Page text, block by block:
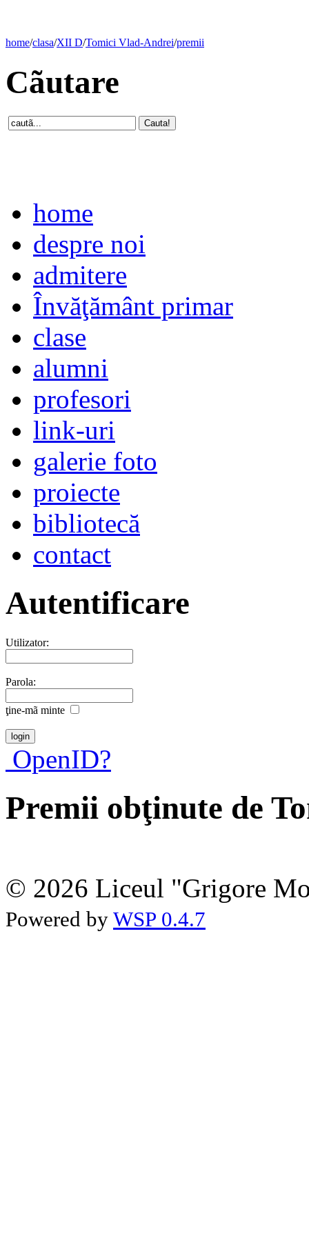
home/clasa/XII D/Tomici Vlad-Andrei/premii
Cãutare
home
despre noi
admitere
Învăţământ primar
clase
alumni
profesori
link-uri
galerie foto
proiecte
bibliotecă
contact
Autentificare
Utilizator:
Parola:
ţine-mã minte
OpenID?
Premii obţinute de
© 2026 Liceul "Grigore
Powered by WSP 0.4.7